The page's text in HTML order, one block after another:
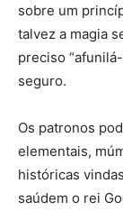
sobre um
talvez a magia
preciso
seguro.
Os patronos
elementais,
históricas
saúdem o rei